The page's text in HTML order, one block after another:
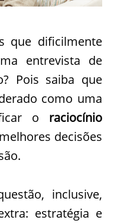
que dificilmente
entrevista de
Pois saiba que
como uma
o raciocínio
decisões
inclusive,
estratégia e